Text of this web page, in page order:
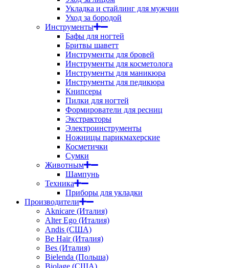
Укладка и стайлинг для мужчин
Уход за бородой
Инструменты
Бафы для ногтей
Бритвы шаветт
Инструменты для бровей
Инструменты для косметолога
Инструменты для маникюра
Инструменты для педикюра
Книпсеры
Пилки для ногтей
Формирователи для ресниц
Экстракторы
Электроинструменты
Ножницы парикмахерские
Косметички
Сумки
Животным
Шампунь
Техника
Приборы для укладки
Производители
Aknicare (Италия)
Alter Ego (Италия)
Andis (США)
Be Hair (Италия)
Bes (Италия)
Bielenda (Польша)
Biolage (США)